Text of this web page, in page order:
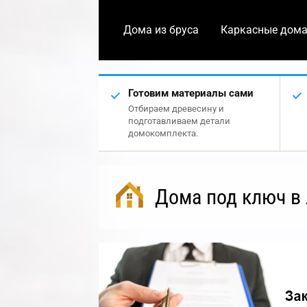
Дома из бруса Каркасные дома
Готовим материалы сами
Отбираем древесину и
подготавливаем детали
домокомплекта.
Дома под ключ в